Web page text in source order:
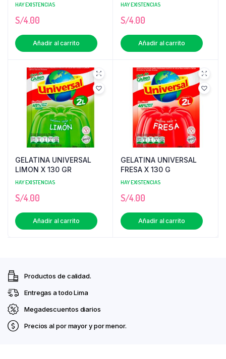
HAY EXISTENCIAS
S/4.00
Añadir al carrito
HAY EXISTENCIAS
S/4.00
Añadir al carrito
GELATINA UNIVERSAL
LIMON X 130 GR
HAY EXISTENCIAS
S/4.00
Añadir al carrito
GELATINA UNIVERSAL
FRESA X 130 G
HAY EXISTENCIAS
S/4.00
Añadir al carrito
Productos de calidad.
Entregas a todo Lima
Megadescuentos diarios
Precios al por mayor y por menor.